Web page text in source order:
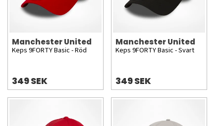
Manchester United
Keps 9FORTY Basic - Röd
349 SEK
Manchester United
Keps 9FORTY Basic - Svart
349 SEK